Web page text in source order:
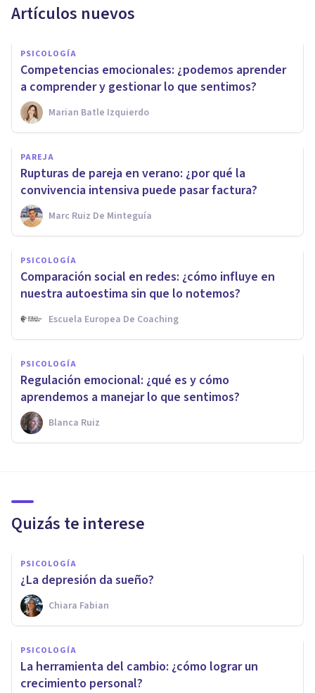
Artículos nuevos
PSICOLOGÍA
Competencias emocionales: ¿podemos aprender
a comprender y gestionar lo que sentimos?
Marian Batle Izquierdo
PAREJA
Rupturas de pareja en verano: ¿por qué la
convivencia intensiva puede pasar factura?
Marc Ruiz De Minteguía
PSICOLOGÍA
Comparación social en redes: ¿cómo influye en
nuestra autoestima sin que lo notemos?
Escuela Europea De Coaching
PSICOLOGÍA
Regulación emocional: ¿qué es y cómo
aprendemos a manejar lo que sentimos?
Blanca Ruiz
Quizás te interese
PSICOLOGÍA
¿La depresión da sueño?
Chiara Fabian
PSICOLOGÍA
La herramienta del cambio: ¿cómo lograr un
crecimiento personal?